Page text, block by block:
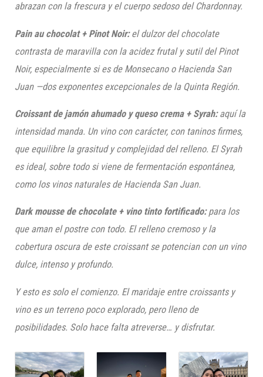
abrazan con la frescura y el cuerpo sedoso del Chardonnay.
Pain au chocolat + Pinot Noir:el dulzor del chocolate
contrasta de maravilla con la acidez frutal y sutil del Pinot
Noir, especialmente si es de Monsecano o Hacienda San
Juan —dos exponentes excepcionales de la Quinta Región.
Croissant de jamón ahumado y queso crema + Syrah:aquí la
intensidad manda. Un vino con carácter, con taninos firmes,
que equilibre la grasitud y complejidad del relleno. El Syrah
es ideal, sobre todo si viene de fermentación espontánea,
como los vinos naturales de Hacienda San Juan.
Dark mousse de chocolate + vino tinto fortificado:para los
que aman el postre con todo. El relleno cremoso y la
cobertura oscura de este croissant se potencian con un vino
dulce, intenso y profundo.
Y esto es solo el comienzo. El maridaje entre croissants y
vino es un terreno poco explorado, pero lleno de
posibilidades. Solo hace falta atreverse… y disfrutar.